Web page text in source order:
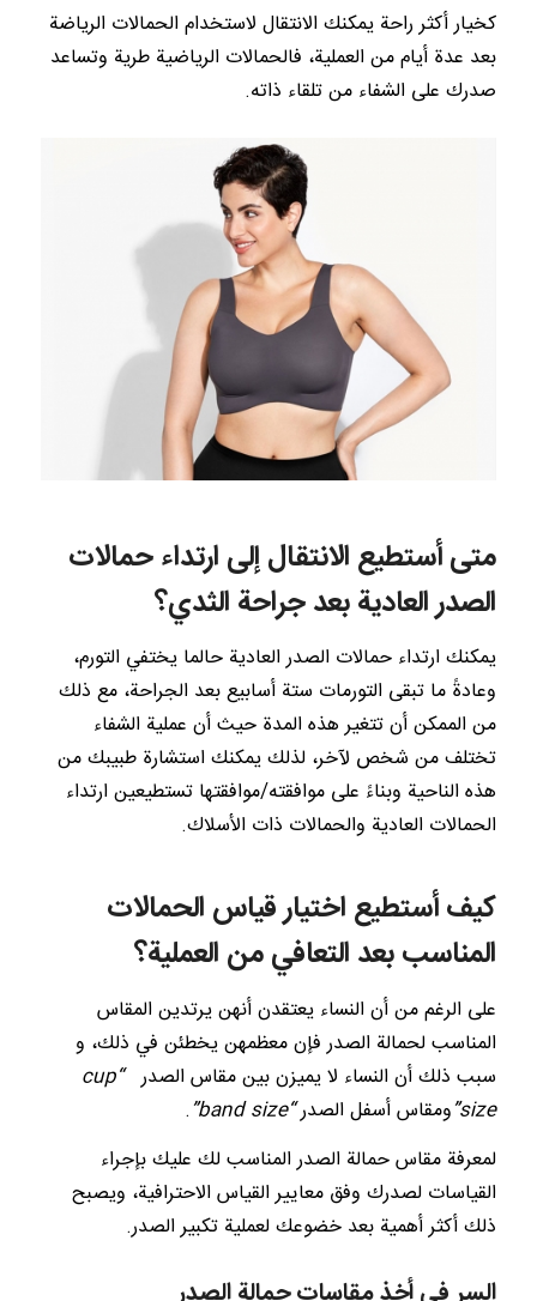
كخيار أكثر راحة يمكنك الانتقال لاستخدام الحمالات الرياضة
بعد عدة أيام من العملية، فالحمالات الرياضية طرية وتساعد
صدرك على الشفاء من تلقاء ذاته.
متى أستطيع الانتقال إلى ارتداء حمالات
الصدر العادية بعد جراحة الثدي؟
يمكنك ارتداء حمالات الصدر العادية حالما يختفي التورم،
وعادةً ما تبقى التورمات ستة أسابيع بعد الجراحة، مع ذلك
من الممكن أن تتغير هذه المدة حيث أن عملية الشفاء
تختلف من شخص لآخر، لذلك يمكنك استشارة طبيبك من
هذه الناحية وبناءً على موافقته/موافقتها تستطيعين ارتداء
الحمالات العادية والحمالات ذات الأسلاك.
كيف أستطيع اختيار قياس الحمالات
المناسب بعد التعافي من العملية؟
على الرغم من أن النساء يعتقدن أنهن يرتدين المقاس
المناسب لحمالة الصدر فإن معظمهن يخطئن في ذلك، و
سبب ذلك أن النساء لا يميزن بين مقاس الصدر “cup
size” ومقاس أسفل الصدر“band size”
.
لمعرفة مقاس حمالة الصدر المناسب لك عليك بإجراء
القياسات لصدرك وفق معايير القياس الاحترافية، ويصبح
ذلك أكثر أهمية بعد خضوعك لعملية تكبير الصدر.